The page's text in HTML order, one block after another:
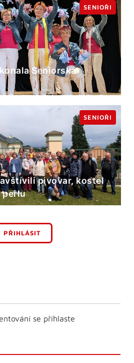
Seniorská
SENIOŘI
pivovar, kostel
perlu
SENIOŘI
PŘIHLÁSIT
se přihlaste